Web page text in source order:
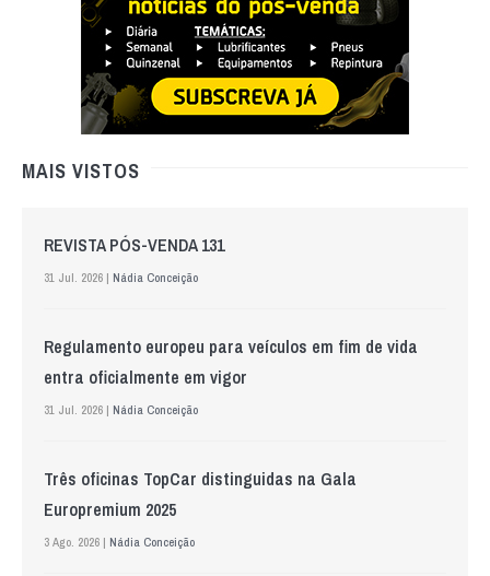
MAIS VISTOS
REVISTA PÓS-VENDA 131
31 Jul. 2026 | Nádia Conceição
Regulamento europeu para veículos em fim de vida
entra oficialmente em vigor
31 Jul. 2026 | Nádia Conceição
Três oficinas TopCar distinguidas na Gala
Europremium 2025
3 Ago. 2026 | Nádia Conceição